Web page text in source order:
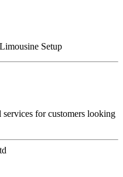
Setup
for customers looking